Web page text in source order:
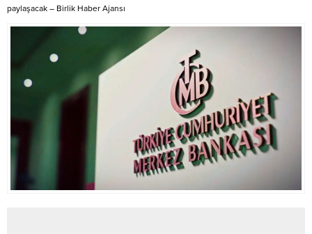
paylaşacak – Birlik Haber Ajansı